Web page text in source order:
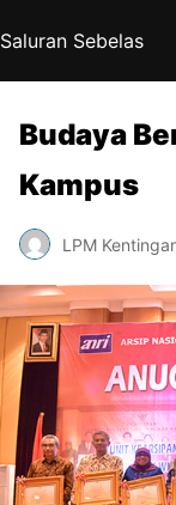
Saluran Sebelas
Budaya
Kampus
LPM